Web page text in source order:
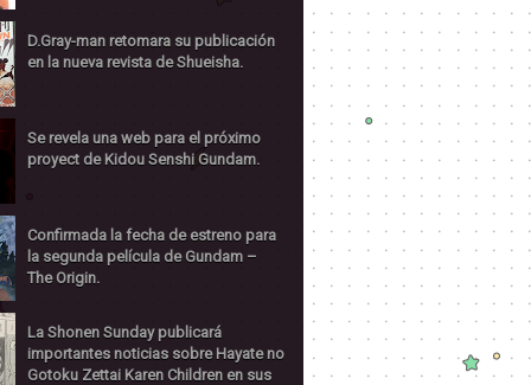
D.Gray-man retomara su publicación
en la nueva revista de Shueisha.
Se revela una web para el próximo
proyect de Kidou Senshi Gundam.
Confirmada la fecha de estreno para
la segunda película de Gundam –
The Origin.
La Shonen Sunday publicará
importantes noticias sobre Hayate no
Gotoku Zettai Karen Children en sus